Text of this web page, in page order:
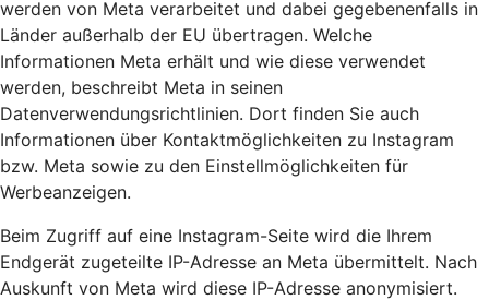
werden von Meta verarbeitet und dabei gegebenenfalls in
Länder außerhalb der EU übertragen. Welche
Informationen Meta erhält und wie diese verwendet
werden, beschreibt Meta in seinen
Datenverwendungsrichtlinien. Dort finden Sie auch
Informationen über Kontaktmöglichkeiten zu Instagram
bzw. Meta sowie zu den Einstellmöglichkeiten für
Werbeanzeigen.
Beim Zugriff auf eine Instagram-Seite wird die Ihrem
Endgerät zugeteilte IP-Adresse an Meta übermittelt. Nach
Auskunft von Meta wird diese IP-Adresse anonymisiert.